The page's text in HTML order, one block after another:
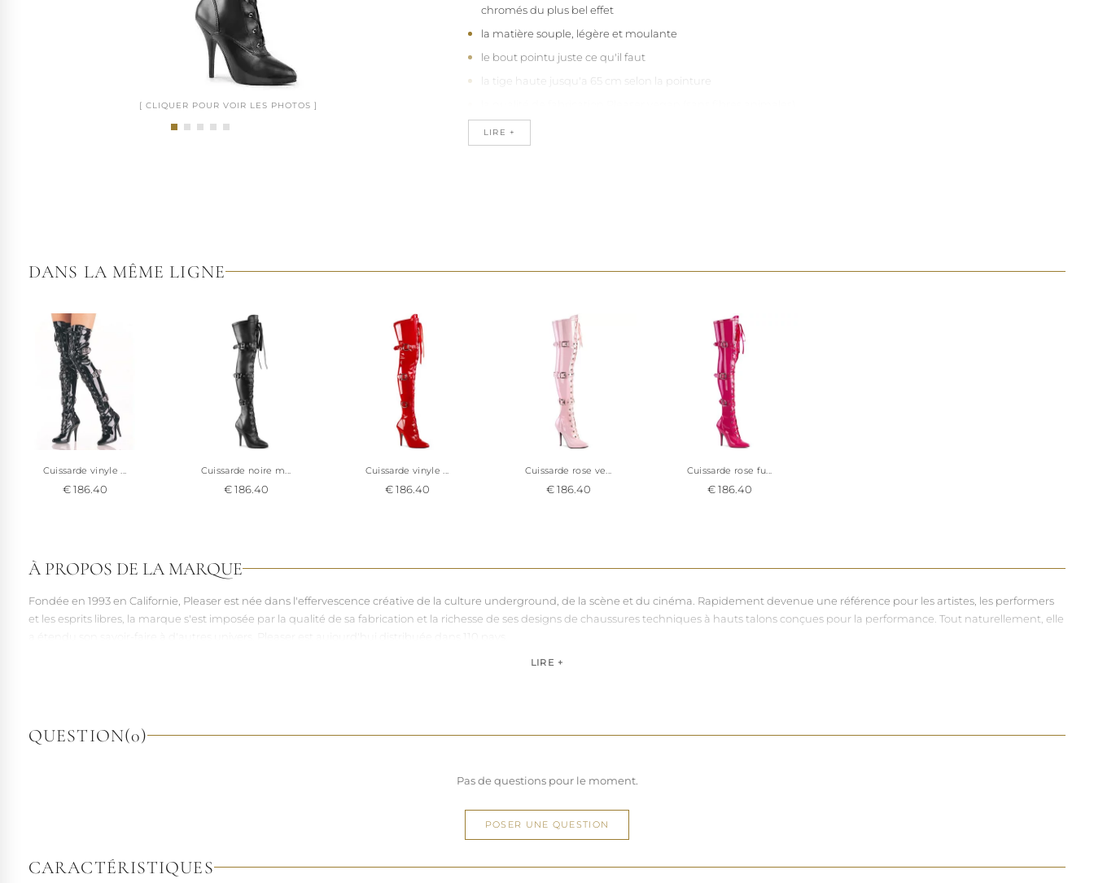
chromés du plus bel effet
la matière souple, légère et moulante
le bout pointu juste ce qu'il faut
la tige haute jusqu'a 65 cm selon la pointure
Cette chaussure sexy séduira les hommes comme les femmes
aux styles affirmés ! Ce modèle est disponible en petite et grande
LIRE +
DANS LA MÊME LIGNE
Cuissarde vinyle ...
€ 186.40
Cuissarde noire m...
€ 186.40
Cuissarde vinyle ...
€ 186.40
Cuissarde rose ve...
€ 186.40
Cuissarde rose fu...
€ 186.40
À PROPOS DE LA MARQUE
Fondée en 1993 en Californie, Pleaser est née dans l'effervescence créative de la culture underground, de la scène et du cinéma. Rapidement devenue une référence pour les artistes, les performers
et les esprits libres, la marque s'est imposée par la qualité de sa fabrication et la richesse de ses designs de chaussures techniques à hauts talons conçues pour la performance. Tout naturellement, elle
a étendu son savoir-faire à d'autres univers. Pleaser est aujourd'hui distribuée dans 110 pays.
À l'écart du courant mainstream des grandes franchises de la mode, Pleaser propose des collections ultra féminines et des univers divers et riches, souvent disponibles dans une large gamme de
LIRE +
QUESTION(0)
Pas de questions pour le moment.
POSER UNE QUESTION
CARACTÉRISTIQUES